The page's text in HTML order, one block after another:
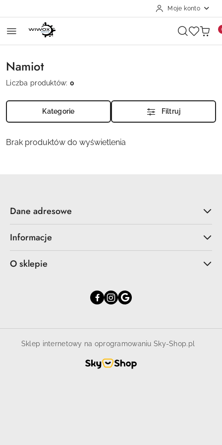
Moje konto
Namiot
Liczba produktów:0
Kategorie Filtruj
Brak produktów do wyświetlenia
Dane adresowe
Informacje
O sklepie
Sklep internetowy na oprogramowaniu Sky-Shop.pl